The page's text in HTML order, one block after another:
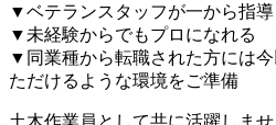
▼ベテランスタッフが一から指導
▼未経験からでもプロになれる
▼同業種から転職された方には
ただけるような環境をご準備
土木作業員として共に活躍しませ